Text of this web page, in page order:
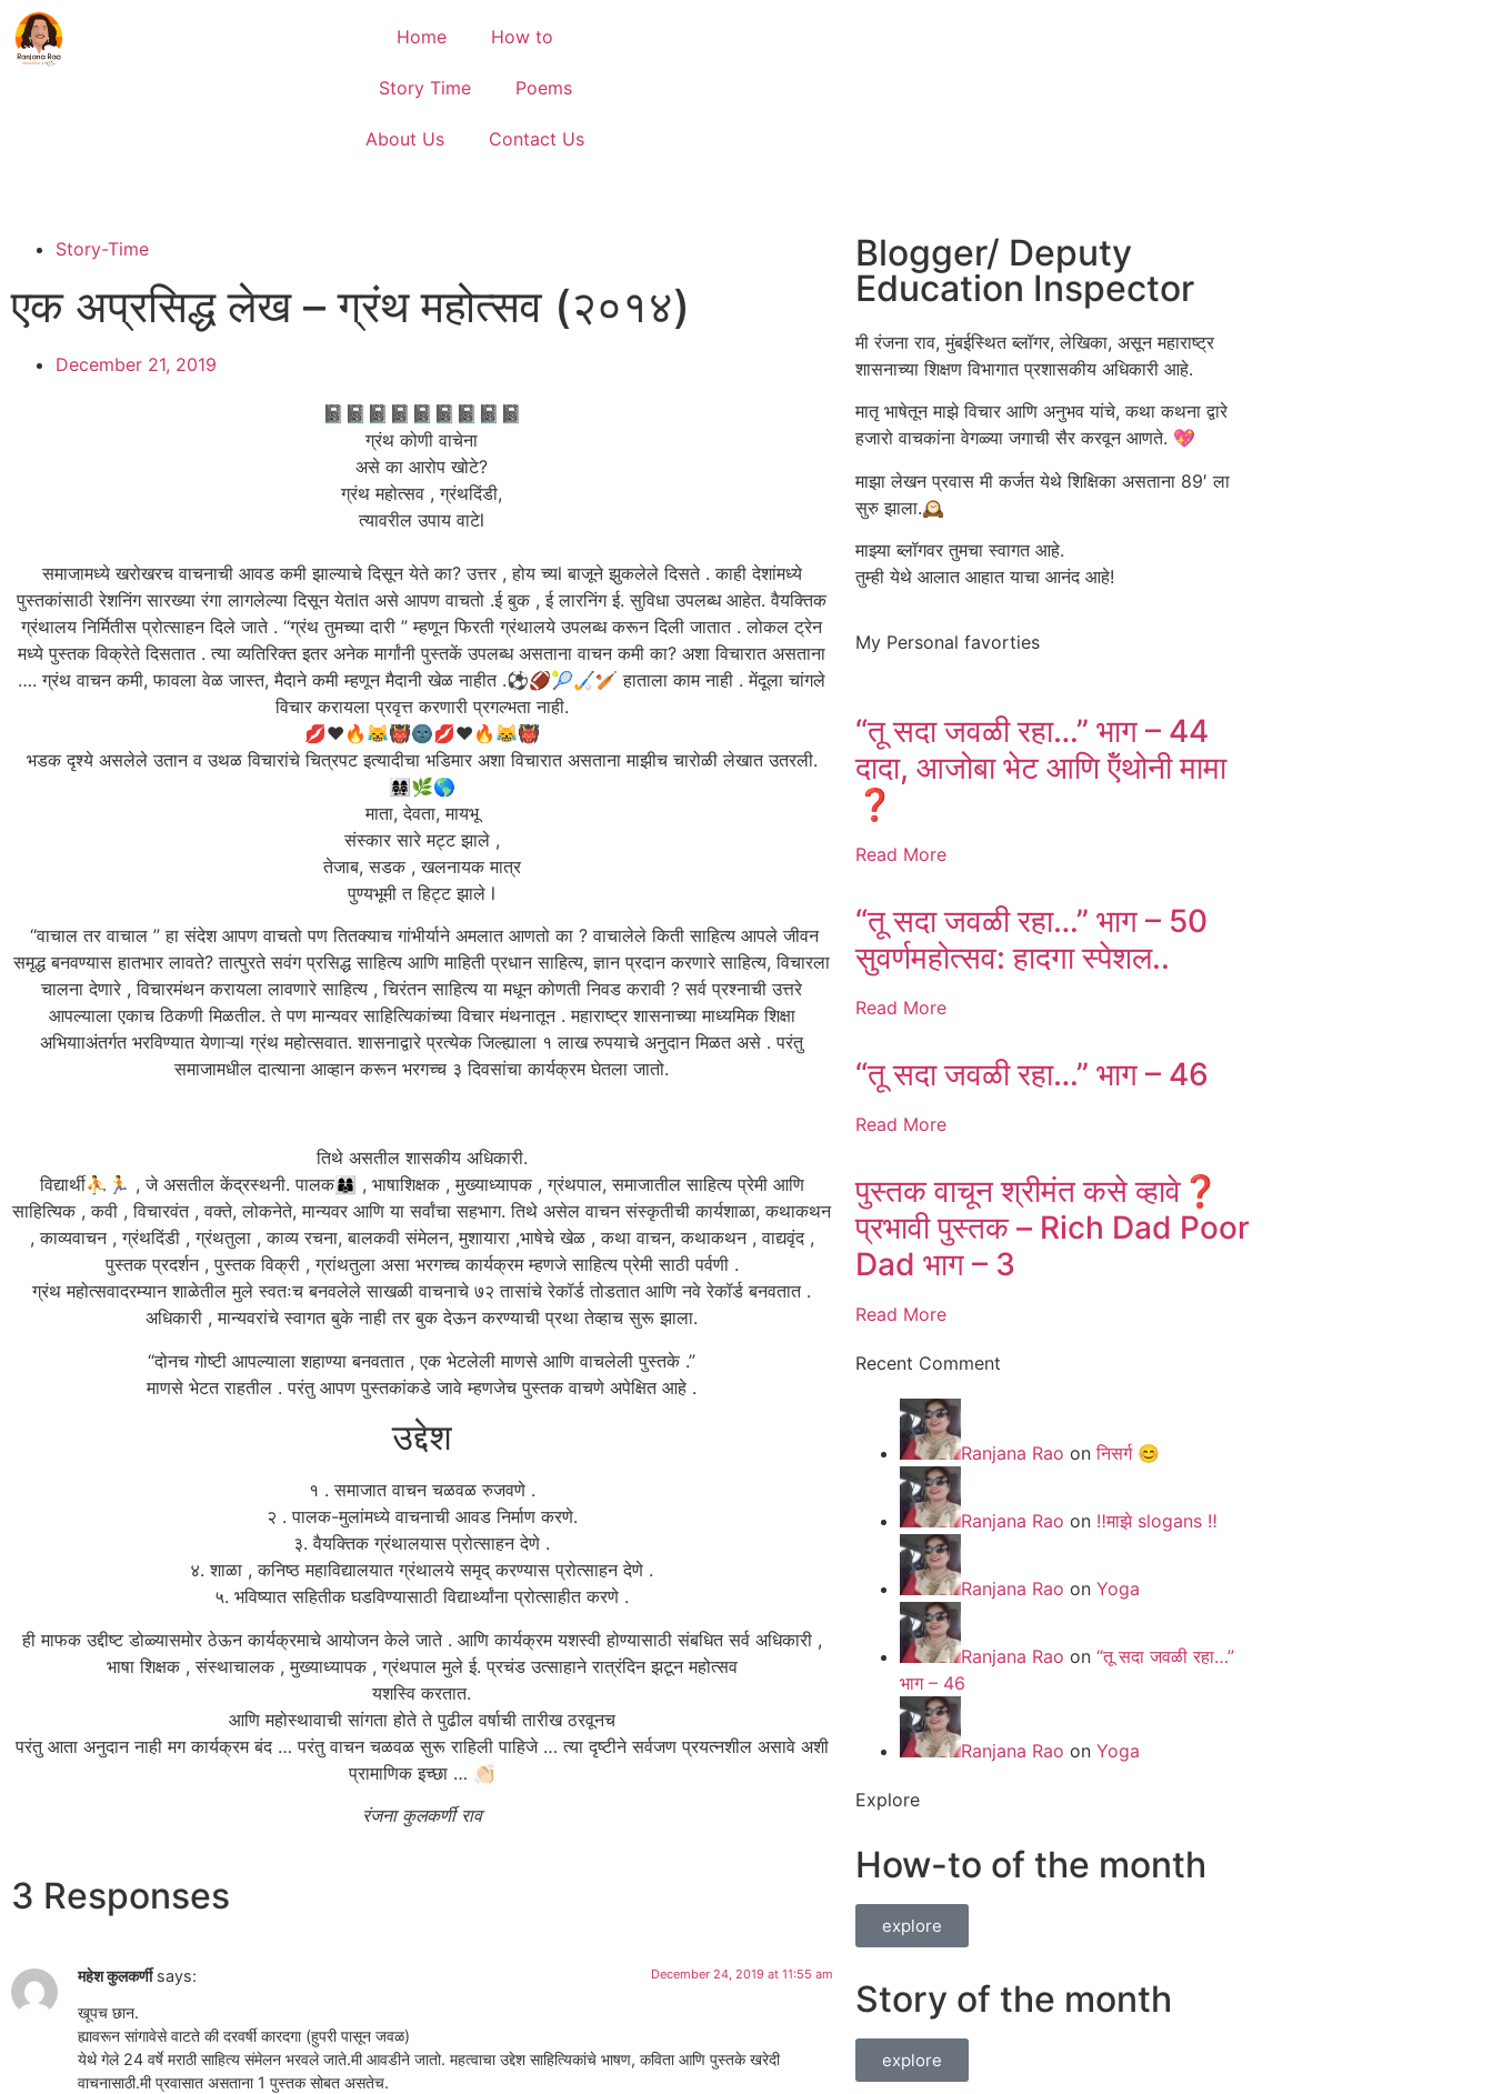
Home How to
Story Time Poems
About Us Contact Us
Story-Time
एक अप्रसिद्ध लेख – ग्रंथ महोत्सव (२०१४)
December 21, 2019
📓📓📓📓📓📓📓📓📓
ग्रंथ कोणी वाचेना
असे का आरोप खोटे?
ग्रंथ महोत्सव , ग्रंथदिंडी,
त्यावरील उपाय वाटेl
समाजामध्ये खरोखरच वाचनाची आवड कमी झाल्याचे दिसून येते का? उत्तर , होय च्यl बाजूने झुकलेले दिसते . काही देशांमध्ये
पुस्तकांसाठी रेशनिंग सारख्या रंगा लागलेल्या दिसून येतlत असे आपण वाचतो .ई बुक , ई लारनिंग ई. सुविधा उपलब्ध आहेत. वैयक्तिक
ग्रंथालय निर्मितीस प्रोत्साहन दिले जाते . “ग्रंथ तुमच्या दारी ” म्हणून फिरती ग्रंथालये उपलब्ध करून दिली जातात . लोकल ट्रेन
मध्ये पुस्तक विक्रेते दिसतात . त्या व्यतिरिक्त इतर अनेक मार्गांनी पुस्तकें उपलब्ध असताना वाचन कमी का? अशा विचारात असताना
…. ग्रंथ वाचन कमी, फावला वेळ जास्त, मैदाने कमी म्हणून मैदानी खेळ नाहीत .⚽🏈🎾🏑🏏 हाताला काम नाही . मेंदूला चांगले
विचार करायला प्रवृत्त करणारी प्रगल्भता नाही.
💋♥🔥😹👹🌚💋♥🔥😹👹
भडक दृश्ये असलेले उतान व उथळ विचारांचे चित्रपट इत्यादीचा भडिमार अशा विचारात असताना माझीच चारोळी लेखात उतरली.
👩‍👩‍👧‍👧🌿🌎
माता, देवता, मायभू
संस्कार सारे मट्ट झाले ,
तेजाब, सडक , खलनायक मात्र
पुण्यभूमी त हिट्ट झाले l
‌ “वाचाल तर वाचाल ” हा संदेश आपण वाचतो पण तितक्याच गांभीर्याने अमलात आणतो का ? वाचालेले किती साहित्य आपले जीवन
समृद्ध बनवण्यास हातभार लावते? तात्पुरते सवंग प्रसिद्ध साहित्य आणि माहिती प्रधान साहित्य, ज्ञान प्रदान करणारे साहित्य, विचारला
चालना देणारे , विचारमंथन करायला लावणारे साहित्य , चिरंतन साहित्य या मधून कोणती निवड करावी ? सर्व प्रश्नाची उत्तरे
आपल्याला एकाच ठिकणी मिळतील. ते पण मान्यवर साहित्यिकांच्या विचार मंथनातून . महाराष्ट्र शासनाच्या माध्यमिक शिक्षा
अभियााअंतर्गत भरविण्यात येणाऱ्यl ग्रंथ महोत्सवात. शासनाद्वारे प्रत्येक जिल्ह्याला १ लाख रुपयाचे अनुदान मिळत असे . परंतु
समाजामधील दात्याना आव्हान करून भरगच्च ३ दिवसांचा कार्यक्रम घेतला जातो.
तिथे असतील शासकीय अधिकारी.
विद्यार्थी⛹🏃 , जे असतील केंद्रस्थनी. पालक👩‍👩‍👦 , भाषाशिक्षक , मुख्याध्यापक , ग्रंथपाल, समाजातील साहित्य प्रेमी आणि
साहित्यिक , कवी , विचारवंत , वक्ते, लोकनेते, मान्यवर आणि या सर्वांचा सहभाग. तिथे असेल वाचन संस्कृतीची कार्यशाळा, कथाकथन
, काव्यवाचन , ग्रंथदिंडी , ग्रंथतुला , काव्य रचना, बालकवी संमेलन, मुशायारा ,भाषेचे खेळ , कथा वाचन, कथाकथन , वाद्यवृंद ,
पुस्तक प्रदर्शन , पुस्तक विक्री , ग्रांथतुला असा भरगच्च कार्यक्रम म्हणजे साहित्य प्रेमी साठी पर्वणी .
‌ग्रंथ महोत्सवादरम्यान शाळेतील मुले स्वतःच बनवलेले साखळी वाचनाचे ७२ तासांचे रेकॉर्ड तोडतात आणि नवे रेकॉर्ड बनवतात .
‌अधिकारी , मान्यवरांचे स्वागत बुके नाही तर बुक देऊन करण्याची प्रथा तेव्हाच सुरू झाला.
“दोनच गोष्टी आपल्याला शहाण्या बनवतात , एक भेटलेली माणसे आणि वाचलेली पुस्तके .”
माणसे भेटत राहतील . परंतु आपण पुस्तकांकडे जावे म्हणजेच पुस्तक वाचणे अपेक्षित आहे .
‌उद्देश
१ . समाजात वाचन चळवळ रुजवणे .
२ . पालक-मुलांमध्ये वाचनाची आवड निर्माण करणे.
३. वैयक्तिक ग्रंथालयास प्रोत्साहन देणे .
४. शाळा , कनिष्ठ महाविद्यालयात ग्रंथालये समृद् करण्यास प्रोत्साहन देणे .
५. भविष्यात सहितीक घडविण्यासाठी विद्यार्थ्यांना प्रोत्साहीत करणे .
ही माफक उद्दीष्ट डोळ्यासमोर ठेऊन कार्यक्रमाचे आयोजन केले जाते . आणि कार्यक्रम यशस्वी होण्यासाठी संबधित सर्व अधिकारी ,
भाषा शिक्षक , संस्थाचालक , मुख्याध्यापक , ग्रंथपाल मुले ई. प्रचंड उत्साहाने रात्रंदिन झटून महोत्सव
यशस्वि करतात.
आणि महोस्थावाची सांगता होते ते पुढील वर्षाची तारीख ठरवूनच
परंतु आता अनुदान नाही मग कार्यक्रम बंद … परंतु वाचन चळवळ सुरू राहिली पाहिजे … त्या दृष्टीने सर्वजण प्रयत्नशील असावे अशी
प्रामाणिक इच्छा … 👏🏻
रंजना कुलकर्णी राव
3 Responses
महेश कुलकर्णी says: December 24, 2019 at 11:55 am
खूपच छान.
ह्यावरून सांगावेसे वाटते की दरवर्षी कारदगा (हुपरी पासून जवळ)
येथे गेले 24 वर्षे मराठी साहित्य संमेलन भरवले जाते.मी आवडीने जातो. महत्वाचा उद्देश साहित्यिकांचे भाषण, कविता आणि पुस्तके खरेदी
वाचनासाठी.मी प्रवासात असताना 1 पुस्तक सोबत असतेच.
Blogger/ Deputy
Education Inspector
मी रंजना राव, मुंबईस्थित ब्लॉगर, लेखिका, असून महाराष्ट्र
शासनाच्या शिक्षण विभागात प्रशासकीय अधिकारी आहे.
मातृ भाषेतून माझे विचार आणि अनुभव यांचे, कथा कथना द्वारे
हजारो वाचकांना वेगळ्या जगाची सैर करवून आणते. 💖
माझा लेखन प्रवास मी कर्जत येथे शिक्षिका असताना 89′ ला
सुरु झाला.🕰️
माझ्या ब्लॉगवर तुमचा स्वागत आहे.
तुम्ही येथे आलात आहात याचा आनंद आहे!
My Personal favorties
“तू सदा जवळी रहा…” भाग – 44
दादा, आजोबा भेट आणि ऍंथोनी मामा
❓️
Read More
“तू सदा जवळी रहा…” भाग – 50
सुवर्णमहोत्सव: हादगा स्पेशल..
Read More
“तू सदा जवळी रहा…” भाग – 46
Read More
पुस्तक वाचून श्रीमंत कसे व्हावे❓️
प्रभावी पुस्तक – Rich Dad Poor
Dad भाग – 3
Read More
Recent Comment
Ranjana Rao on निसर्ग 😊
Ranjana Rao on ‼️माझे slogans ‼️
Ranjana Rao on Yoga
Ranjana Rao on “तू सदा जवळी रहा…”
भाग – 46
Ranjana Rao on Yoga
Explore
How-to of the month
explore
Story of the month
explore